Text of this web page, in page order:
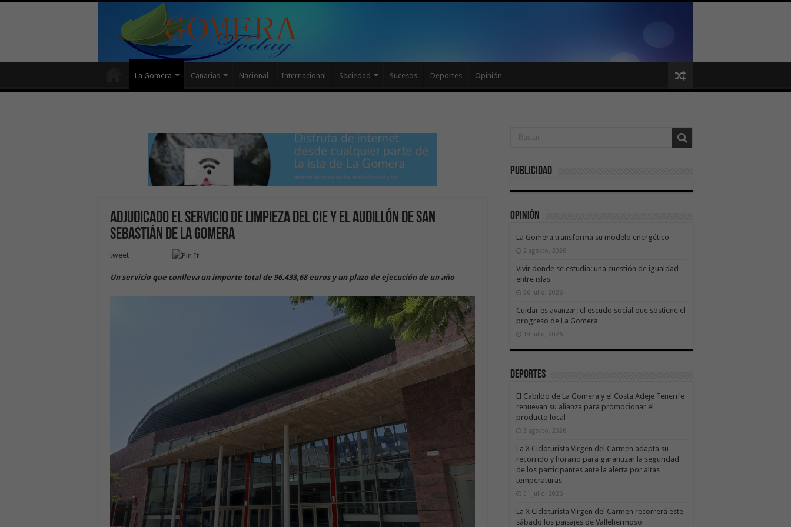
La Gomera Canarias Nacional Internacional Sociedad Sucesos Deportes Opinión
Adjudicado el servicio de limpieza del CIE y el Audillón de San
Sebastián de La Gomera
tweet
Un servicio que conlleva un importe total de 96.433,68 euros y un plazo de ejecución de un año
Publicidad
Opinión
La Gomera transforma su modelo energético
2 agosto, 2026
Vivir donde se estudia: una cuestión de igualdad
entre islas
26 julio, 2026
Cuidar es avanzar: el escudo social que sostiene el
progreso de La Gomera
19 julio, 2026
Deportes
El Cabildo de La Gomera y el Costa Adeje Tenerife
renuevan su alianza para promocionar el
producto local
3 agosto, 2026
La X Cicloturista Virgen del Carmen adapta su
recorrido y horario para garantizar la seguridad
de los participantes ante la alerta por altas
temperaturas
31 julio, 2026
La X Cicloturista Virgen del Carmen recorrerá este
sábado los paisajes de Vallehermoso